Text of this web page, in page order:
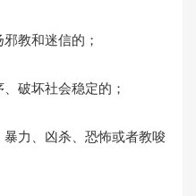
教和迷信的；
破坏社会稳定的；
力、凶杀、恐怖或者教唆